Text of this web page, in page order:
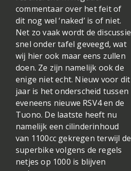
commentaar over het feit of
dit nog wel ‘naked’ is of niet.
Net zo vaak wordt de discussie
snel onder tafel geveegd, wat
wij hier ook maar eens zullen
doen. Ze zijn namelijk ook de
enige niet echt. Nieuw voor dit
jaar is het onderscheid tussen
eveneens nieuwe RSV4 en de
Tuono. De laatste heeft nu
namelijk een cilinderinhoud
van 1100cc gekregen terwijl de
superbike volgens de regels
netjes op 1000 is blijven